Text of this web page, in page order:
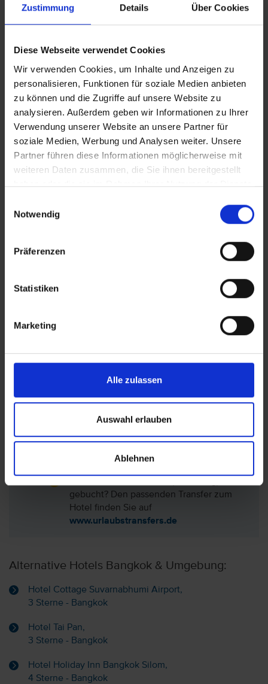
Zustimmung Details Über Cookies
Diese Webseite verwendet Cookies
Wir verwenden Cookies, um Inhalte und Anzeigen zu
personalisieren, Funktionen für soziale Medien anbieten
zu können und die Zugriffe auf unsere Website zu
analysieren. Außerdem geben wir Informationen zu Ihrer
Verwendung unserer Website an unsere Partner für
soziale Medien, Werbung und Analysen weiter. Unsere
Partner führen diese Informationen möglicherweise mit
weiteren Daten zusammen, die Sie ihnen bereitgestellt
haben oder die sie im Rahmen Ihrer Nutzung der Dienste
Notwendig
Präferenzen
Statistiken
Marketing
Alle zulassen
Auswahl erlauben
Ablehnen
Ein Zustellbett für Kinder ist je nach
Verfügbarkeit und räumliche gegebener Größe
Bangkok oder Phuket kommen, ist das Hotel
bereits im Gesamtreisepreis inkludiert.
Bitte beachten Sie, dass für alle Einreisen ab
dem 01.05.2025 eine elektronische
Einreisekarte Pflicht wird. Diese kann kostenlos
auf der Website
https://tdac.immigration.go.th/arrival-
ab 72 Stunden vor Einreise
beantragt werden.
Bitte beachten Sie, dass in der Nebensaison an
Spa-, Pool- oder Gastronomiebereich kleinere
Renovierungsarbeiten und
werden können und diese daher teilweise nicht
oder an anderer Stelle zur Verfügung stehen.
Lage: Amaranth Suvarnabhumi Airport Hotel,
Zentralthailand
Hotel auf der Karte anzeigen
gebucht? Den passenden Transfer zum
Hotel finden Sie auf
www.urlaubstransfers.de
Alternative Hotels Bangkok & Umgebung:
Hotel Cottage Suvarnabhumi Airport,
3 Sterne - Bangkok
Hotel Tai Pan,
3 Sterne - Bangkok
Hotel Holiday Inn Bangkok Silom,
4 Sterne - Bangkok